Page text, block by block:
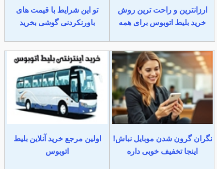
ارزانترین و راحت ترین روش
خرید بلیط اتوبوس برای همه
تو این شرایط با قیمت های
باورنکردنی گوشی بخرید
نگران گرون شدن موبایل نباش!
اینجا تخفیف خوبی داره
اولین مرجع خرید آنلاین بلیط
اتوبوس